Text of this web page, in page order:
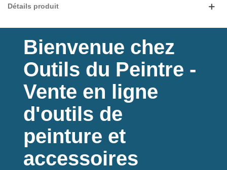
Détails produit
Bienvenue chez
Outils du Peintre -
Vente en ligne
d'outils de
peinture et
accessoires